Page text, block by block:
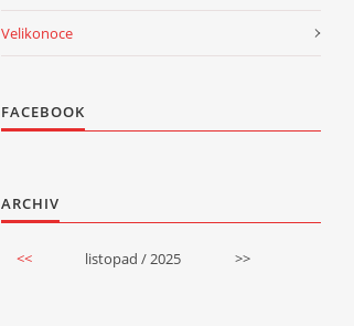
Velikonoce
FACEBOOK
ARCHIV
<< listopad / 2025 >>